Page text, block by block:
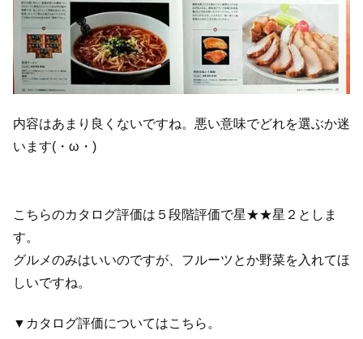
内容はあまり良くないですね。悪い意味でどれを選ぶか迷
います(・ω・)
こちらのカタログ評価は５段階評価で星★★星２としま
す。
グルメのみはいいのですが、フルーツとか野菜を入れてほ
しいですね。
▼カタログ評価についてはこちら。